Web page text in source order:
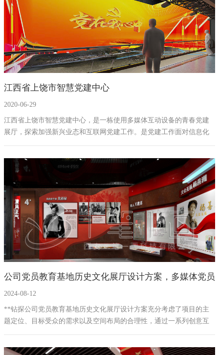
江西省上饶市智慧党建中心
2020-06-29
​江西省上饶市智慧党建中心，是一栋使用多媒体互动设备的青春党建
展厅，探索加强新兴业态和互联网党建工作。是党建工作面对信息化
时代、紧跟时代发展的一大产物。上饶市多媒体党建展厅是由西安一
化、保持党的先进性的党员党性教育展厅。在设备上选择新型多媒体
互动数字化设备，利用多媒体展示、历史图片、互动体验、当地党建
工作成果展现等多种形式，融严肃的党建教育主题于生动的展示体验
之中，使智慧党建的观念深入人心。
公司党员教育基地历史文化展厅设计方案，多媒体党员
教育展厅建设方案策划公司
2024-08-12
**钻探公司党员教育基地历史文化展厅设计方案充分考虑了项目的主
题定位、目标受众的需求以及空间布局的合理性，通过一系列创意互
动设备和多媒体技术的应用，旨在打造一个集教育、展示和互动为一